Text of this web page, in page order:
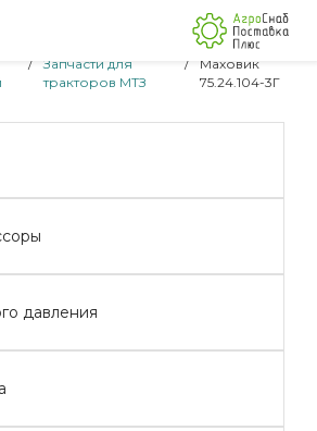
/
Запчасти для
тракторов МТЗ
/
Маховик
75.24.104-3Г
давления